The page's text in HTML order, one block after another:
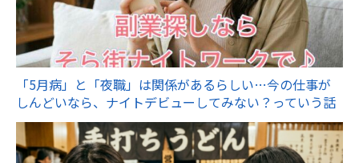
「5月病」と「夜職」は関係があるらしい…今の仕事が
しんどいなら、ナイトデビューしてみない？っていう話